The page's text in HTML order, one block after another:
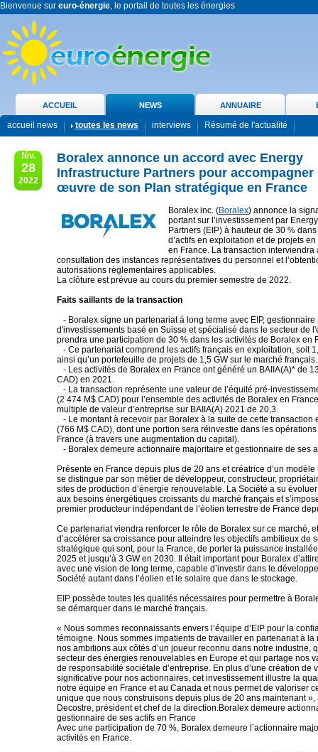
Bienvenue sur euro-énergie, le portail de toutes les énergies
ACCUEIL NEWS ANNUAIRE
accueil news toutes les news interviews Résumé de l'actualité
fév.
28
2022
Boralex annonce un accord avec Energy
Infrastructure Partners pour accompagner
œuvre de son Plan stratégique en France
Boralex inc. (Boralex) annonce la
portant sur l’investissement par
Partners (EIP) à hauteur de 30 %
d’actifs en exploitation et de projets
en France. La transaction interviendra
consultation des instances représentatives du personnel et
autorisations règlementaires applicables.
La clôture est prévue au cours du premier semestre de 2022.
Faits saillants de la transaction
- Boralex signe un partenariat à long terme avec EIP, gestionnaire
d'investissements basé en Suisse et spécialisé dans le secteur de
prendra une participation de 30 % dans les activités de Boralex en
- Ce partenariat comprend les actifs français en exploitation, soit
ainsi qu’un portefeuille de projets de 1,5 GW sur le marché français.
- Les activités de Boralex en France ont généré un BAIIA(A)* de
CAD) en 2021.
- La transaction représente une valeur de l’équité pré-
(2 474 M$ CAD) pour l’ensemble des activités de Boralex en
multiple de valeur d’entreprise sur BAIIA(A) 2021 de 20,3.
- Le montant à recevoir par Boralex à la suite de cette transaction
(766 M$ CAD), dont une portion sera réinvestie dans les
France (à travers une augmentation du capital).
- Boralex demeure actionnaire majoritaire et gestionnaire de ses
Présente en France depuis plus de 20 ans et créatrice d’un
se distingue par son métier de développeur, constructeur,
sites de production d’énergie renouvelable. La Société a su
aux besoins énergétiques croissants du marché français et
premier producteur indépendant de l’éolien terrestre de France
Ce partenariat viendra renforcer le rôle de Boralex sur ce marché,
d’accélérer sa croissance pour atteindre les objectifs ambitieux de
stratégique qui sont, pour la France, de porter la puissance
2025 et jusqu’à 3 GW en 2030. Il était important pour Boralex
avec une vision de long terme, capable d’investir dans le
Société autant dans l’éolien et le solaire que dans le stockage.
EIP possède toutes les qualités nécessaires pour permettre à
se démarquer dans le marché français.
« Nous sommes reconnaissants envers l’équipe d’EIP pour la
témoigne. Nous sommes impatients de travailler en partenariat à la
nos ambitions aux côtés d’un joueur reconnu dans notre industrie,
secteur des énergies renouvelables en Europe et qui partage nos
de responsabilité sociétale d’entreprise. En plus d’une création de
significative pour nos actionnaires, cet investissement illustre la
notre équipe en France et au Canada et nous permet de valoriser
unique que nous construisons depuis plus de 20 ans maintenant »,
Decostre, président et chef de la direction.Boralex demeure
gestionnaire de ses actifs en France
Avec une participation de 70 %, Boralex demeure l’actionnaire
activités en France.